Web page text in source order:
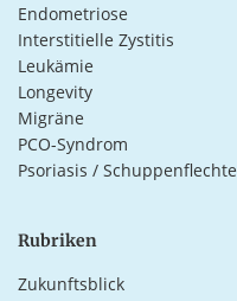
Endometriose
Interstitielle Zystitis
Leukämie
Longevity
Migräne
PCO-Syndrom
Psoriasis / Schuppenflechte
Rubriken
Zukunftsblick